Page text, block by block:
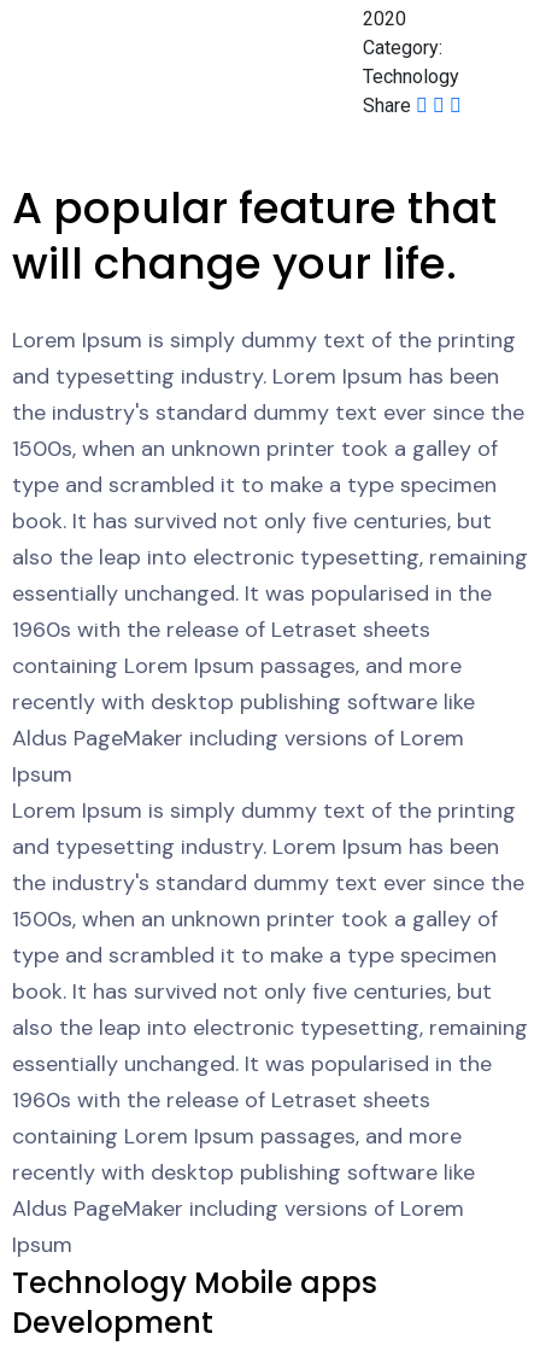
2020
Category:
Technology
Share
A popular feature that
will change your life.
Lorem Ipsum is simply dummy text of the printing
and typesetting industry. Lorem Ipsum has been
the industry's standard dummy text ever since the
1500s, when an unknown printer took a galley of
type and scrambled it to make a type specimen
book. It has survived not only five centuries, but
also the leap into electronic typesetting, remaining
essentially unchanged. It was popularised in the
1960s with the release of Letraset sheets
containing Lorem Ipsum passages, and more
recently with desktop publishing software like
Aldus PageMaker including versions of Lorem
Ipsum
Lorem Ipsum is simply dummy text of the printing
and typesetting industry. Lorem Ipsum has been
the industry's standard dummy text ever since the
1500s, when an unknown printer took a galley of
type and scrambled it to make a type specimen
book. It has survived not only five centuries, but
also the leap into electronic typesetting, remaining
essentially unchanged. It was popularised in the
1960s with the release of Letraset sheets
containing Lorem Ipsum passages, and more
recently with desktop publishing software like
Aldus PageMaker including versions of Lorem
Ipsum
Technology Mobile apps
Development